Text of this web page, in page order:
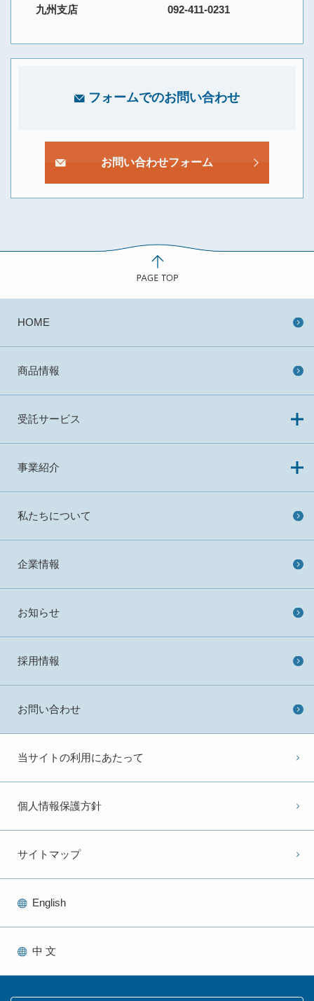
九州支店 092-411-0231
フォームでのお問い合わせ
お問い合わせフォーム
HOME
商品情報
受託サービス
事業紹介
私たちについて
企業情報
お知らせ
採用情報
お問い合わせ
当サイトの利用にあたって
個人情報保護方針
サイトマップ
English
中 文